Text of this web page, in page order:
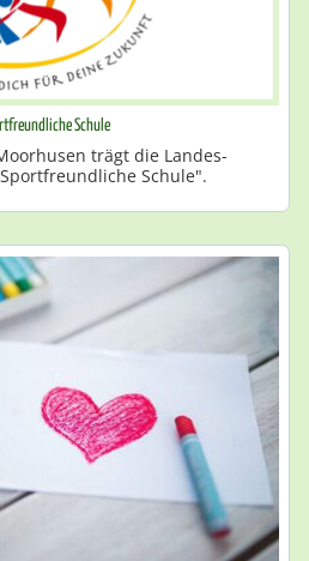
Schule
trägt die Landes-
Schule".